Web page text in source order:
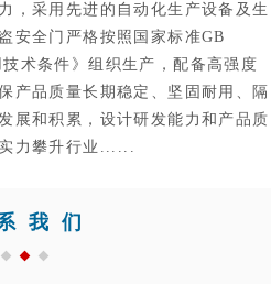
，采用先进的自动化生产设备及生
安全门严格按照国家标准GB
术条件》组织生产，配备高强度
产品质量长期稳定、坚固耐用、隔
展和积累，设计研发能力和产品质
力攀升行业......
我们